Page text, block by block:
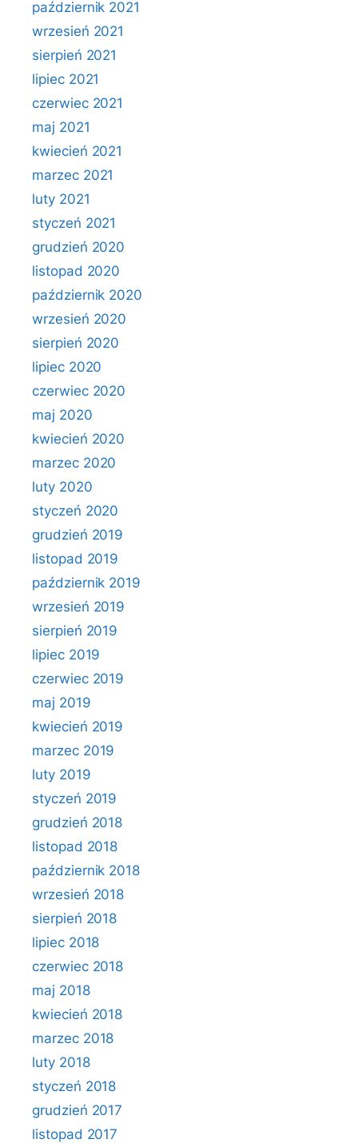
październik 2021
wrzesień 2021
sierpień 2021
lipiec 2021
czerwiec 2021
maj 2021
kwiecień 2021
marzec 2021
luty 2021
styczeń 2021
grudzień 2020
listopad 2020
październik 2020
wrzesień 2020
sierpień 2020
lipiec 2020
czerwiec 2020
maj 2020
kwiecień 2020
marzec 2020
luty 2020
styczeń 2020
grudzień 2019
listopad 2019
październik 2019
wrzesień 2019
sierpień 2019
lipiec 2019
czerwiec 2019
maj 2019
kwiecień 2019
marzec 2019
luty 2019
styczeń 2019
grudzień 2018
listopad 2018
październik 2018
wrzesień 2018
sierpień 2018
lipiec 2018
czerwiec 2018
maj 2018
kwiecień 2018
marzec 2018
luty 2018
styczeń 2018
grudzień 2017
listopad 2017